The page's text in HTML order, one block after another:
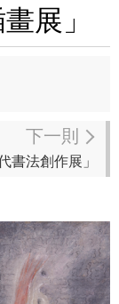
展」
下一則
書法創作展」